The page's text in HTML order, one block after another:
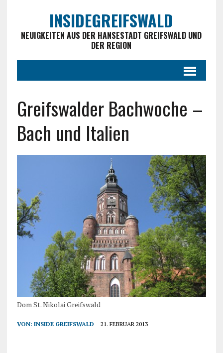
INSIDEGREIFSWALD
NEUIGKEITEN AUS DER HANSESTADT GREIFSWALD UND
DER REGION
Greifswalder Bachwoche –
Bach und Italien
Dom St. Nikolai Greifswald
VON: INSIDE GREIFSWALD 21. FEBRUAR 2013